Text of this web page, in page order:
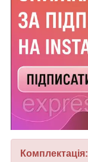
Комплектація: